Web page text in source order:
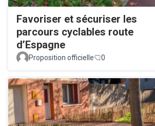
Favoriser et sécuriser les
parcours cyclables route
d’Espagne
Proposition officielle 0